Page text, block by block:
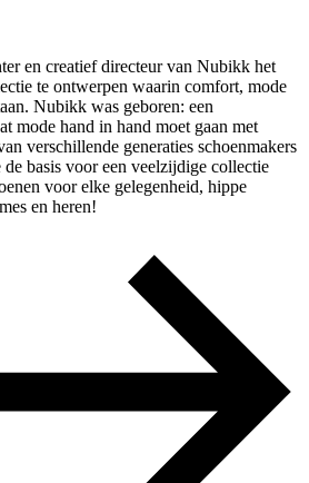
en creatief directeur van Nubikk het
te ontwerpen waarin comfort, mode
Nubikk was geboren: een
mode hand in hand moet gaan met
verschillende generaties schoenmakers
basis voor een veelzijdige collectie
voor elke gelegenheid, hippe
en heren!